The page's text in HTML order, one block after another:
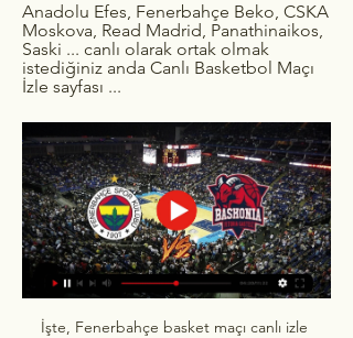
Anadolu Efes, Fenerbahçe Beko, CSKA
Moskova, Read Madrid, Panathinaikos,
Saski ... canlı olarak ortak olmak
istediğiniz anda Canlı Basketbol Maçı
İzle sayfası ...
İşte, Fenerbahçe basket maçı canlı izle